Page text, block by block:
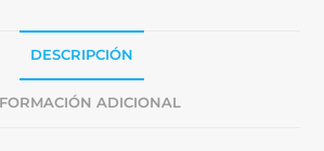
DESCRIPCIÓN
ADICIONAL